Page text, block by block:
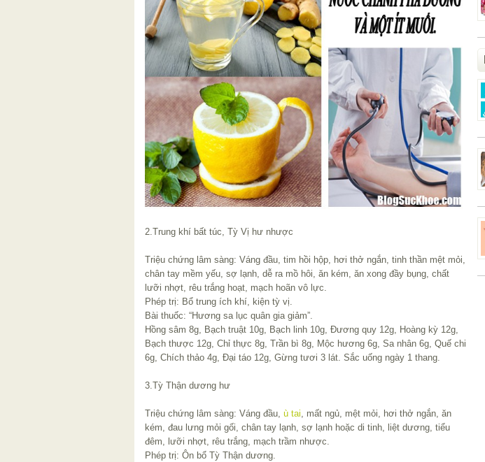
2.Trung khí bất túc, Tỳ Vị hư nhược
Triệu chứng lâm sàng: Váng đầu, tim hồi hộp, hơi thở ngắn, tinh thần mệt mỏi,
chân tay mềm yếu, sợ lạnh, dễ ra mồ hôi, ăn kém, ăn xong đầy bụng, chất
lưỡi nhợt, rêu trắng hoạt, mạch hoãn vô lực.
Phép trị: Bổ trung ích khí, kiện tỳ vị.
Bài thuốc: “Hương sa lục quân gia giảm”.
Hồng sâm 8g, Bạch truật 10g, Bạch linh 10g, Đương quy 12g, Hoàng kỳ 12g,
Bạch thược 12g, Chỉ thực 8g, Trần bì 8g, Mộc hương 6g, Sa nhân 6g, Quế chi
6g, Chích thảo 4g, Đại táo 12g, Gừng tươi 3 lát. Sắc uống ngày 1 thang.
3.Tỳ Thận dương hư
Triệu chứng lâm sàng: Váng đầu, ù tai , mất ngủ, mệt mỏi, hơi thở ngắn, ăn
kém, đau lưng mỏi gối, chân tay lạnh, sợ lạnh hoặc di tinh, liệt dương, tiểu
đêm, lưỡi nhợt, rêu trắng, mạch trầm nhược.
Phép trị: Ôn bổ Tỳ Thận dương.